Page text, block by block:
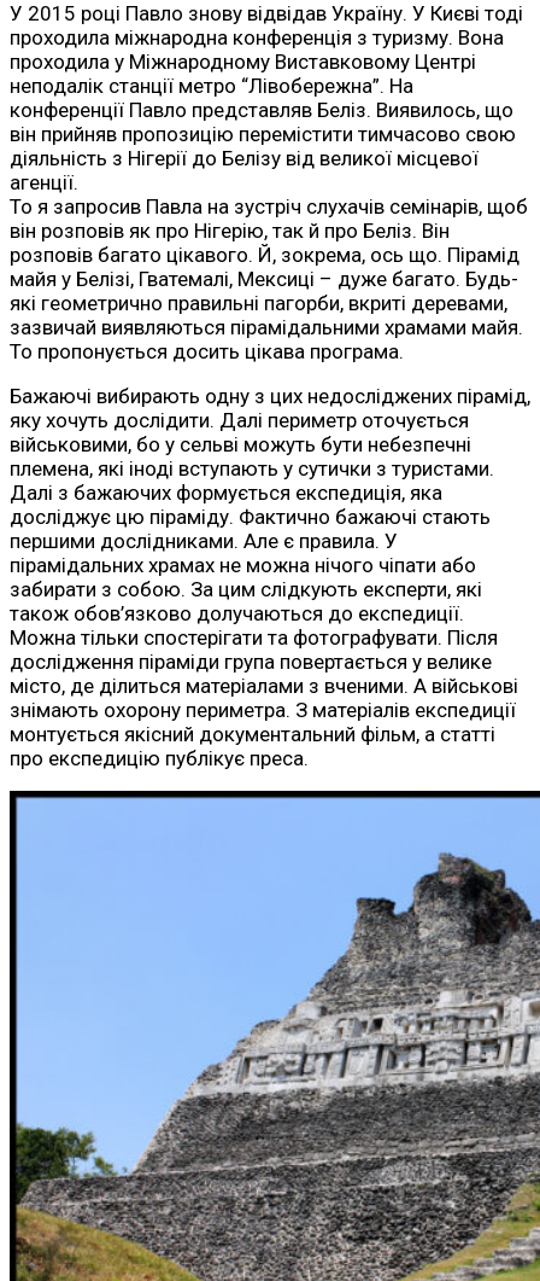
У 2015 році Павло знову відвідав Україну. У Києві тоді
проходила міжнародна конференція з туризму. Вона
проходила у Міжнародному Виставковому Центрі
неподалік станції метро “Лівобережна”. На
конференції Павло представляв Беліз. Виявилось, що
він прийняв пропозицію перемістити тимчасово свою
діяльність з Нігерії до Белізу від великої місцевої
агенції.
То я запросив Павла на зустріч слухачів семінарів, щоб
він розповів як про Нігерію, так й про Беліз. Він
розповів багато цікавого. Й, зокрема, ось що. Пірамід
майя у Белізі, Гватемалі, Мексиці – дуже багато. Будь-
які геометрично правильні пагорби, вкриті деревами,
зазвичай виявляються пірамідальними храмами майя.
То пропонується досить цікава програма.
Бажаючі вибирають одну з цих недосліджених пірамід,
яку хочуть дослідити. Далі периметр оточується
військовими, бо у сельві можуть бути небезпечні
племена, які іноді вступають у сутички з туристами.
Далі з бажаючих формується експедиція, яка
досліджує цю піраміду. Фактично бажаючі стають
першими дослідниками. Але є правила. У
пірамідальних храмах не можна нічого чіпати або
забирати з собою. За цим слідкують експерти, які
також обов’язково долучаються до експедиції.
Можна тільки спостерігати та фотографувати. Після
дослідження піраміди група повертається у велике
місто, де ділиться матеріалами з вченими. А військові
знімають охорону периметра. З матеріалів експедиції
монтується якісний документальний фільм, а статті
про експедицію публікує преса.